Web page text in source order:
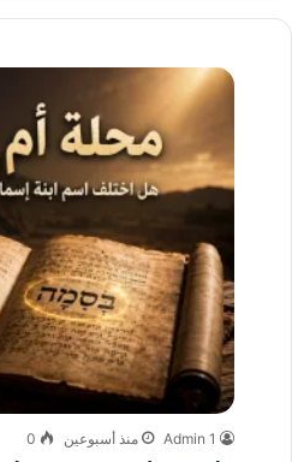
Admin 1 منذ أسبوعين 0